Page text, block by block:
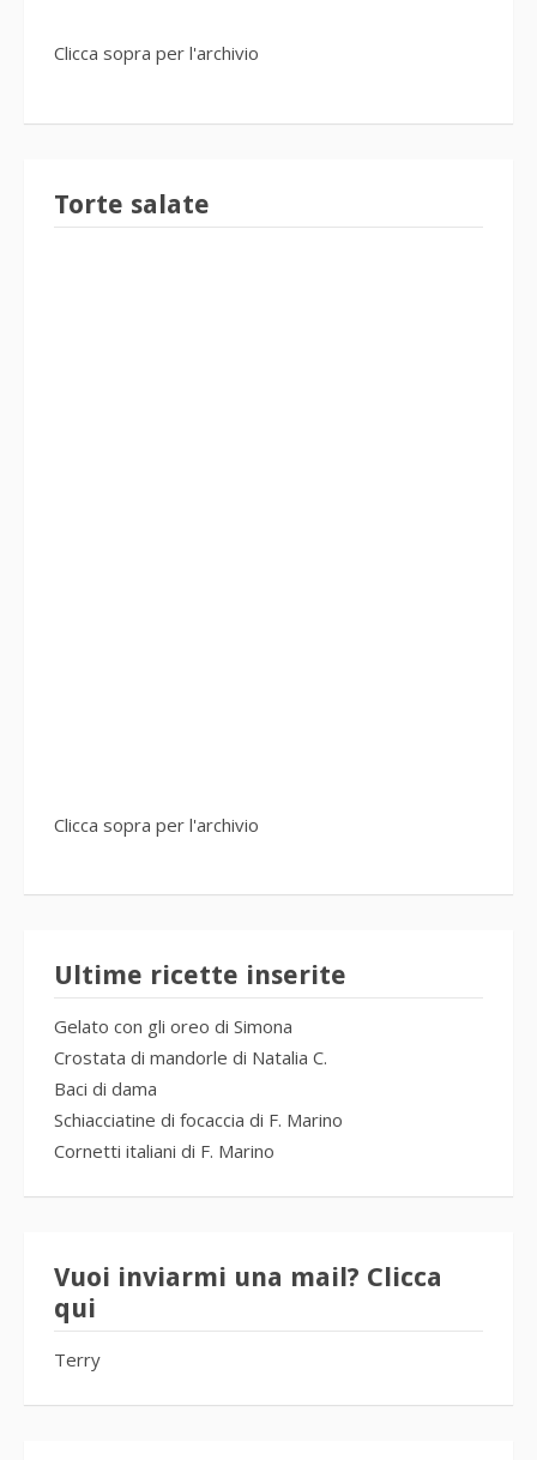
Clicca sopra per l'archivio
Torte salate
Clicca sopra per l'archivio
Ultime ricette inserite
Gelato con gli oreo di Simona
Crostata di mandorle di Natalia C.
Baci di dama
Schiacciatine di focaccia di F. Marino
Cornetti italiani di F. Marino
Vuoi inviarmi una mail? Clicca
qui
Terry